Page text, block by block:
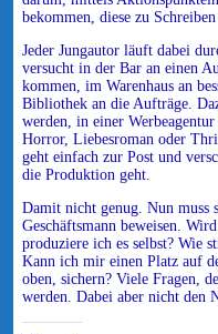
bekommen, diese zu
Jeder Jungautor läuft dabei
versucht in der Bar an einen
kommen, im Warenhaus an
Bibliothek an die Aufträge.
werden, in einer
Horror, Liebesroman oder
geht einfach zur Post und
die Produktion geht.
Damit nicht genug. Nun muss
Geschäftsmann beweisen.
produziere ich es selbst? Wie
Kann ich mir einen Platz auf
oben, sichern? Viele Fragen,
werden. Dabei aber nicht den